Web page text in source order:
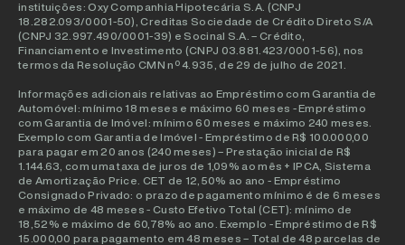
instituições: Oxy Companhia Hipotecária S.A. (CNPJ
18.282.093/0001-50), Creditas Sociedade de Crédito Direto S/A
(CNPJ 32.997.490/0001-39) e Socinal S.A. – Crédito,
Financiamento e Investimento (CNPJ 03.881.423/0001-56), nos
termos da Resolução CMN nº 4.935, de 29 de julho de 2021.
Informações adicionais relativas ao Empréstimo com Garantia de
Automóvel: mínimo 18 meses e máximo 60 meses - Empréstimo
com Garantia de Imóvel: mínimo 60 meses e máximo 240 meses.
Exemplo com Garantia de Imóvel - Empréstimo de R$ 100.000,00
para pagar em 20 anos (240 meses) – Prestação inicial de R$
1.144.63, com uma taxa de juros de 1,09% ao mês + IPCA, Sistema
de Amortização Price. CET de 12,50% ao ano - Empréstimo
Consignado Privado: o prazo de pagamento mínimo é de 6 meses
e máximo de 48 meses - Custo Efetivo Total (CET): mínimo de
18,52% e máximo de 60,78% ao ano. Exemplo - Empréstimo de R$
15.000,00 para pagamento em 48 meses – Total de 48 parcelas de